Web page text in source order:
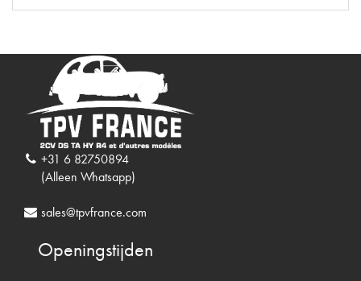
+31 6 82750894
(Alleen Whatsapp)
sales@tpvfrance.com
Openingstijden